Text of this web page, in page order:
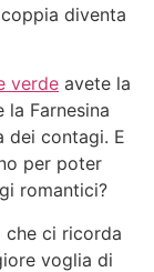
diventa
verde avete la
Farnesina
dei contagi. E
per poter
romantici?
che ci ricorda
voglia di